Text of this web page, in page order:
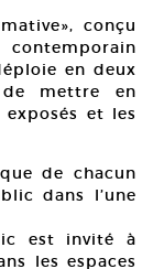
conçu
en deux
mettre en
et les
de chacun
dans l’une
est invité à
les espaces